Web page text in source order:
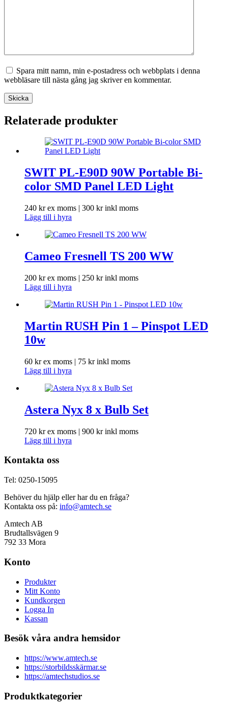
Spara mitt namn, min e-postadress och webbplats i denna
webbläsare till nästa gång jag skriver en kommentar.
Skicka
Relaterade produkter
SWIT PL-E90D 90W Portable Bi-
color SMD Panel LED Light
240 krex moms | 300 krinkl moms
Lägg till i hyra
Cameo Fresnell TS 200 WW
200 krex moms | 250 krinkl moms
Lägg till i hyra
Martin RUSH Pin 1 – Pinspot LED
10w
60 krex moms | 75 krinkl moms
Lägg till i hyra
Astera Nyx 8 x Bulb Set
720 krex moms | 900 krinkl moms
Lägg till i hyra
Kontakta oss
Tel: 0250-15095
Behöver du hjälp eller har du en fråga?
Kontakta oss på: info@amtech.se
Amtech AB
Brudtallsvägen 9
792 33 Mora
Konto
Produkter
Mitt Konto
Kundkorgen
Logga In
Kassan
Besök våra andra hemsidor
https://www.amtech.se
https://storbildsskärmar.se
https://amtechstudios.se
Produktkategorier